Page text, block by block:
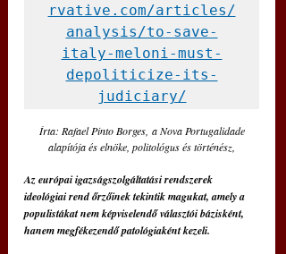
rvative.com/articles/
analysis/to-save-
italy-meloni-must-
depoliticize-its-
judiciary/
Írta: Rafael Pinto Borges, a Nova Portugalidade
alapítója és elnöke, politológus és történész,
Az európai igazságszolgáltatási rendszerek
ideológiai rend őrzőinek tekintik magukat, amely a
populistákat nem képviselendő választói bázisként,
hanem megfékezendő patológiaként kezeli.